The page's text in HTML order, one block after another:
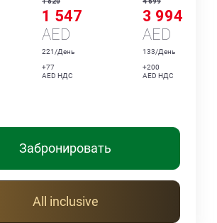
1 547
AED
221/День
+77
AED НДС
3 994
AED
133/День
+200
AED НДС
Забронировать
All inclusive